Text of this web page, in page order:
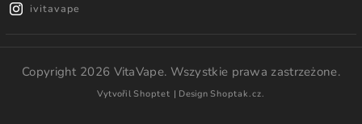
ivitavape
Copyright 2026 VitaVape. Wszystkie prawa zastrzeżone.
VytvořilShoptet | DesignShoptak.cz.